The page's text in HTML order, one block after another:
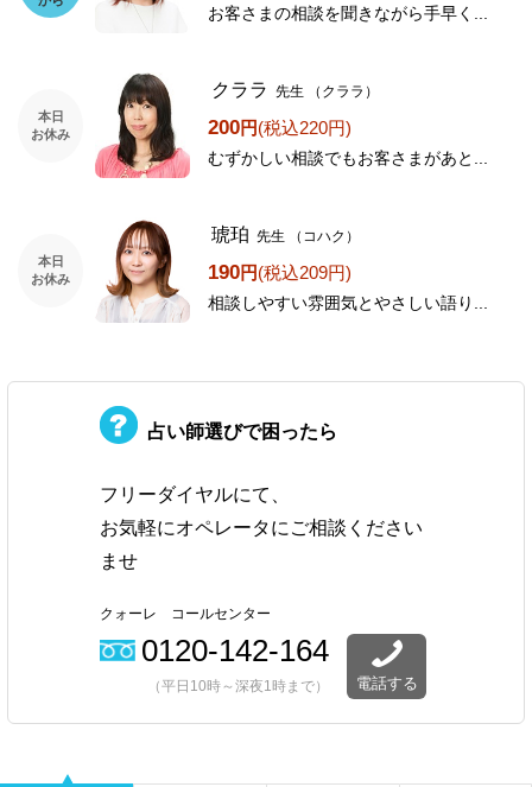
お客さまの相談を聞きながら手早く...
本日
お休み
クララ 先生 （クララ）
200円(税込220円)
むずかしい相談でもお客さまがあと...
本日
お休み
琥珀 先生 （コハク）
190円(税込209円)
相談しやすい雰囲気とやさしい語り...
占い師選びで困ったら
フリーダイヤルにて、
お気軽にオペレータにご相談ください
ませ
クォーレ コールセンター
0120-142-164
（平日10時～深夜1時まで） 電話する